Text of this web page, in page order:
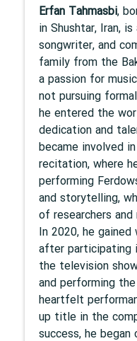
Erfan Tahmasbi,
in Shushtar, Iran,
songwriter, and
family from the
a passion for
not pursuing
he entered the
dedication and
became involved
recitation, where
performing
and storytelling,
of researchers
In 2020, he
after participating
the television
and performing
heartfelt
up title in the
success, he